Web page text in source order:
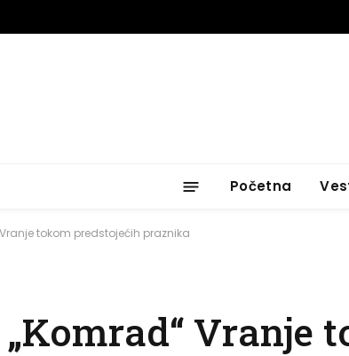
Početna
Vranje tokom predstojećih praznika
„Komrad“ Vranje